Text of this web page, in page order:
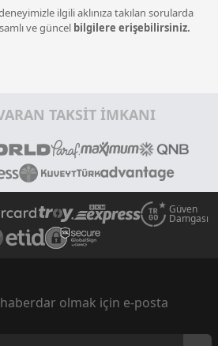
ilgili aklınıza takılan sorularda
ve güncel bilgilere erişebilirsiniz.
TAKSİT İMKANI
Güven
Damgası
olmak için e-posta